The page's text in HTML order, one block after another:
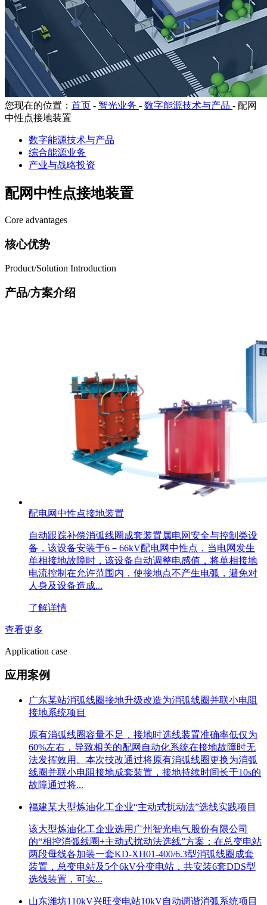
您现在的位置： 首页 - 智光业务 - 数字能源技术与产品 - 配网
中性点接地装置
数字能源技术与产品
综合能源业务
产业与战略投资
配网中性点接地装置
Core advantages
核心优势
Product/Solution Introduction
产品/方案介绍
配电网中性点接地装置
自动跟踪补偿消弧线圈成套装置属电网安全与控制类设
备，该设备安装于6－66kV配电网中性点，当电网发生
单相接地故障时，该设备自动调整电感值，将单相接地
电流控制在允许范围内，使接地点不产生电弧，避免对
人身及设备造成...
了解详情
查看更多
Application case
应用案例
广东某站消弧线圈接地升级改造为消弧线圈并联小电阻
接地系统项目
原有消弧线圈容量不足，接地时选线装置准确率低仅为
60%左右，导致相关的配网自动化系统在接地故障时无
法发挥效用。本次技改通过将原有消弧线圈更换为消弧
线圈并联小电阻接地成套装置，接地持续时间长于10s的
故障通过将...
福建某大型炼油化工企业“主动式扰动法”选线实践项目
该大型炼油化工企业选用广州智光电气股份有限公司
的“相控消弧线圈+主动式扰动法选线”方案：在总变电站
两段母线各加装一套KD-XH01-400/6.3型消弧线圈成套
装置，总变电站及5个6kV分变电站，共安装6套DDS型
选线装置，可实...
山东潍坊110kV兴旺变电站10kV自动调谐消弧系统项目